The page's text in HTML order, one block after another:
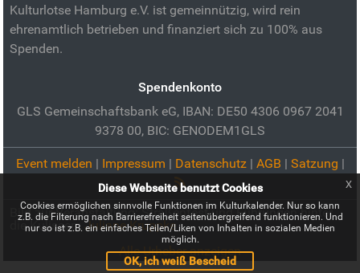
Kulturlotse Hamburg e.V. ist gemeinnützig, wird rein
ehrenamtlich betrieben und finanziert sich zu 100% aus
Spenden.
Spendenkonto
GLS Gemeinschaftsbank eG, IBAN: DE50 4306 0967 2041
9378 00, BIC: GENODEM1GLS
Event melden | Impressum | Datenschutz| AGB | Satzung |
Bild zur Veranstaltung:Straßenfest und Führungen hinter
die Kulissen:Juliane Kruppke
Alle Urheber anzeigen
Diese Webseite benutzt Cookies
Cookies ermöglichen sinnvolle Funktionen im Kulturkalender. Nur so kann
z.B. die Filterung nach Barrierefreiheit seitenübergreifend funktionieren. Und
nur so ist z.B. ein einfaches Teilen/Liken von Inhalten in sozialen Medien
möglich.
OK, ich weiß Bescheid
x